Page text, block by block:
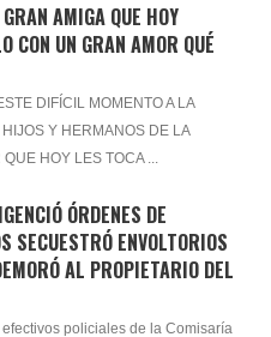
AMIGA QUE HOY
CON UN GRAN AMOR QUÉ
DIFÍCIL MOMENTO A LA
HIJOS Y HERMANOS DE LA
HOY LES TOCA ...
ÓRDENES DE
SECUESTRÓ ENVOLTORIOS
AL PROPIETARIO DEL
policiales de la Comisaría